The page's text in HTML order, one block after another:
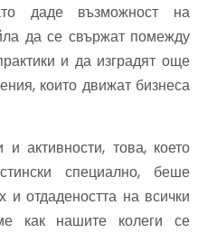
даде възможност на
да се свържат помежду
и да изградят още
които движат бизнеса
активности, това, което
специално, беше
и отдадеността на всички
как нашите колеги се